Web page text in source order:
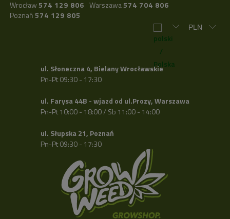
Wrocław 574 129 806 Warszawa574 704 806
Poznań 574 129 805
ul. Słoneczna 4, Bielany Wrocławskie
Pn-Pt 09:30 - 17:30
ul. Farysa 44B - wjazd od ul.Prozy, Warszawa
Pn-Pt 10:00 - 18:00 / Sb 11:00 - 14:00
ul. Słupska 21, Poznań
Pn-Pt 09:30 - 17:30